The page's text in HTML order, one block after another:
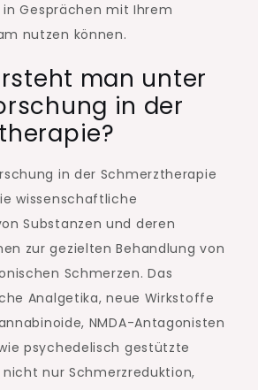
in Gesprächen mit Ihrem
nutzen können.
man unter
in der
in der Schmerztherapie
wissenschaftliche
Substanzen und deren
zur gezielten Behandlung von
Schmerzen. Das
Analgetika, neue Wirkstoffe
NMDA-Antagonisten
psychedelisch gestützte
nicht nur Schmerzreduktion,